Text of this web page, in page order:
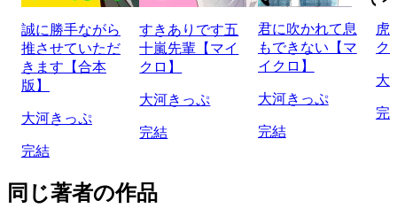
誠に勝手ながら
推させていただ
きます【合本
版】
大河きっぷ
完結
すきありです五
十嵐先輩【マイ
クロ】
大河きっぷ
完結
君に吹かれて息
もできない【マ
イクロ】
大河きっぷ
完結
虎
ク
大
完
同じ著者の作品